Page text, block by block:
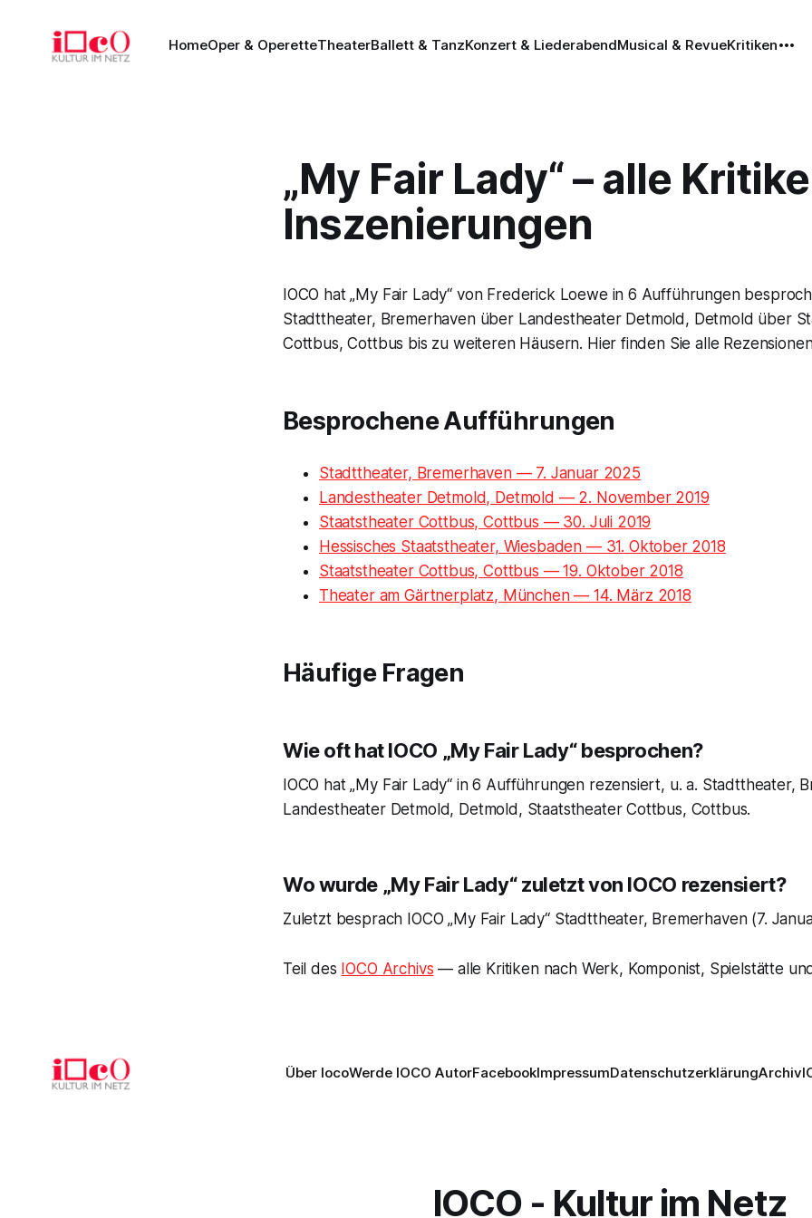
HomeOper & OperetteTheaterBallett & TanzKonzert & LiederabendMusical & RevueKritiken
„My Fair Lady“ – alle
Inszenierungen
IOCO hat „My Fair Lady“ von Frederick Loewe in 6 Aufführungen
Stadttheater, Bremerhaven über Landestheater Detmold, Detmold über
Cottbus, Cottbus bis zu weiteren Häusern. Hier finden Sie alle
Besprochene Aufführungen
Stadttheater, Bremerhaven — 7. Januar 2025
Landestheater Detmold, Detmold — 2. November 2019
Staatstheater Cottbus, Cottbus — 30. Juli 2019
Hessisches Staatstheater, Wiesbaden — 31. Oktober 2018
Staatstheater Cottbus, Cottbus — 19. Oktober 2018
Theater am Gärtnerplatz, München — 14. März 2018
Häufige Fragen
Wie oft hat IOCO „My Fair Lady“ besprochen?
IOCO hat „My Fair Lady“ in 6 Aufführungen rezensiert, u. a. Stadttheater,
Landestheater Detmold, Detmold, Staatstheater Cottbus, Cottbus.
Wo wurde „My Fair Lady“ zuletzt von IOCO rezensiert?
Zuletzt besprach IOCO „My Fair Lady“ Stadttheater, Bremerhaven (7.
Teil des IOCO Archivs — alle Kritiken nach Werk, Komponist, Spielstätte
Über IocoWerde IOCO AutorFacebookImpressumDatenschutzerklärungArchiv
IOCO - Kultur im Netz